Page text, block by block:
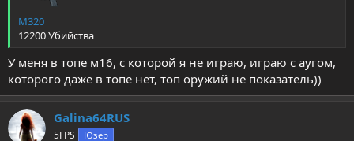
M320
12200 Убийства
У меня в топе м16, с которой я не играю, играю с аугом,
которого даже в топе нет, топ оружий не показатель))
Galina64RUS
5FPS Юзер